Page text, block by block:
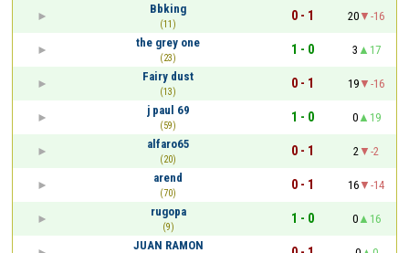
Bbking
(11)
0 - 1 20
-16
the grey one
(23)
1 - 0 3
17
Fairy dust
(13)
0 - 1 19
-16
j paul 69
(59)
1 - 0 0
19
alfaro65
(20)
0 - 1 2
-2
arend
(70)
0 - 1 16
-14
rugopa
(9)
1 - 0 0
16
JUAN RAMON